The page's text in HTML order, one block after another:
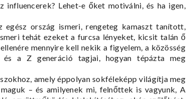
Lehet-e őket motiválni, és ha igen,
egész ország ismeri, rengeteg kamaszt tanított,
tehát ezeket a furcsa lényeket, kicsit talán ő
mennyire kell nekik a figyelem, a közösség
és a Z generáció tagjai, hogyan tépázta meg
amely éppolyan sokféleképp világítja meg
– és amilyenek mi, felnőttek is vagyunk, A